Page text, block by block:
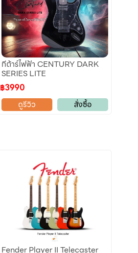
กีต้าร์ไฟฟ้า CENTURY DARK
SERIES LITE
฿3990
ดูรีวิว
สั่งซื้อ
Fender Player II Telecaster